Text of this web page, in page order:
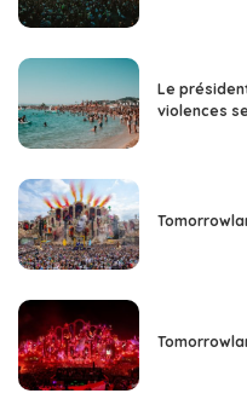
Le
violences